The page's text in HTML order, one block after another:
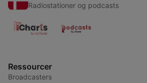
Radiostationer og podcasts
Ressourcer
Broadcasters